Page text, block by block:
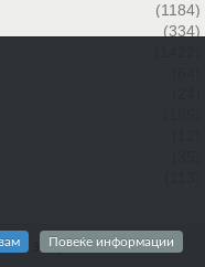
(1184)
(334)
се задржани
Повеќе информации